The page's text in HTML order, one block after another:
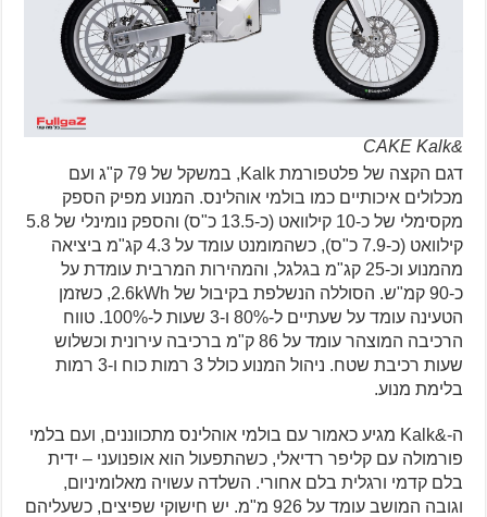
&CAKE Kalk
דגם הקצה של פלטפורמת Kalk, במשקל של 79 ק"ג ועם
מכלולים איכותיים כמו בולמי אוהלינס. המנוע מפיק הספק
מקסימלי של כ-10 קילוואט (כ-13.5 כ"ס) והספק נומינלי של 5.8
קילוואט (כ-7.9 כ"ס), כשהמומנט עומד על 4.3 קג"מ ביציאה
מהמנוע וכ-25 קג"מ בגלגל, והמהירות המרבית עומדת על
כ-90 קמ"ש. הסוללה הנשלפת בקיבול של 2.6kWh, כשזמן
הטעינה עומד על שעתיים ל-80% ו-3 שעות ל-100%. טווח
הרכיבה המוצהר עומד על 86 ק"מ ברכיבה עירונית וכשלוש
שעות רכיבת שטח. ניהול המנוע כולל 3 רמות כוח ו-3 רמות
בלימת מנוע.
ה-&Kalk מגיע כאמור עם בולמי אוהלינס מתכווננים, ועם בלמי
פורמולה עם קליפר רדיאלי, כשהתפעול הוא אופנועני – ידית
בלם קדמי ורגלית בלם אחורי. השלדה עשויה מאלומיניום,
וגובה המושב עומד על 926 מ"מ. יש חישוקי שפיצים, כשעליהם